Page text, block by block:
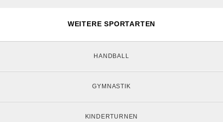
WEITERE SPORTARTEN
HANDBALL
GYMNASTIK
KINDERTURNEN